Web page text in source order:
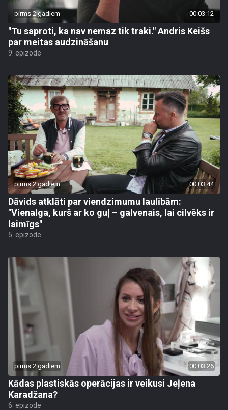
pirms 2 gadiem 00:03:12
"Tu saproti, ka nav nemaz tik traki." Andris Keišs
par meitas audzināšanu
9. epizode
pirms 2 gadiem 00:03:44
Dāvids atklāti par viendzimumu laulībām:
"Vienalga, kurš ar ko guļ – galvenais, lai cilvēks ir
laimīgs"
5. epizode
pirms 2 gadiem 00:03:26
Kādas plastiskās operācijas ir veikusi Jeļena
Karadžana?
6. epizode